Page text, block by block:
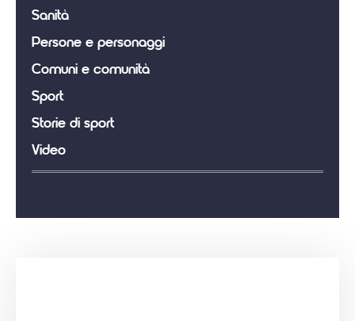
Sanità
Persone e personaggi
Comuni e comunità
Sport
Storie di sport
Video